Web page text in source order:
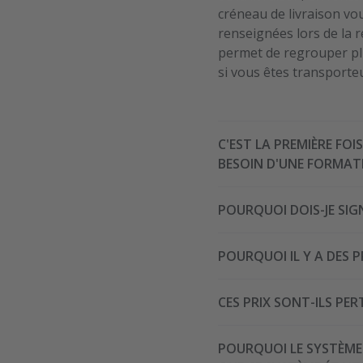
créneau de livraison
renseignées lors de la
permet de regrouper
si vous êtes
C'EST LA PREMIÈRE
BESOIN D'UNE
nous nous vous
Vous avez également
POURQUOI DOIS-JE
RETAIL TIME SLOT
utilisent
POURQUOI IL Y A DES
standard – nos CGV
leur société, y compris
CES PRIX SONT-ILS
de transaction qui sont
POURQUOI LE